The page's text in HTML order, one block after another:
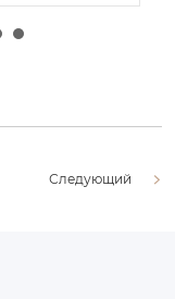
|29 1 月,
Следующий